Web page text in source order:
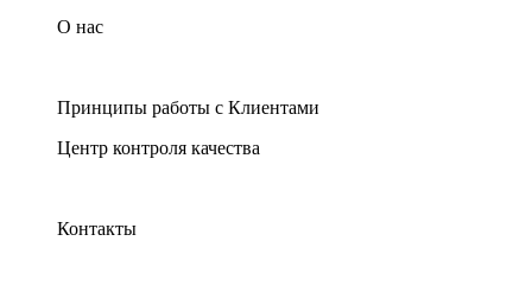
О нас
Принципы работы с Клиентами
Центр контроля качества
Контакты